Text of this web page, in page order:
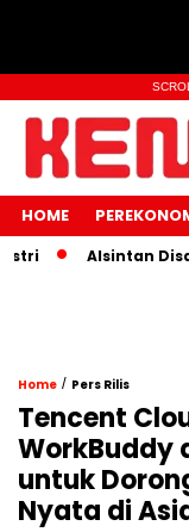
HOME
Alsintan
Home / Pers Rilis
Tencent
WorkBuddy
untuk
Nyata di